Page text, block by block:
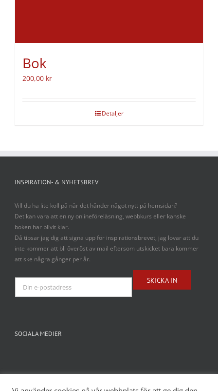
Bok
200,00 kr
Detaljer
INSPIRATION- & NYHETSBREV
Vill du ha lite koll på när det händer något nytt på hemsidan?
Det kan vara att en ny onlineföreläsning, webbkurs eller kanske
boken har blivit klar.
Då tipsar jag dig att signa upp för inspirationsbrevet, jag lovar att du
inte kommer att bli överöst av mail eftersom utskicket bara kommer
att ske några gånger per år.
SOCIALA MEDIER